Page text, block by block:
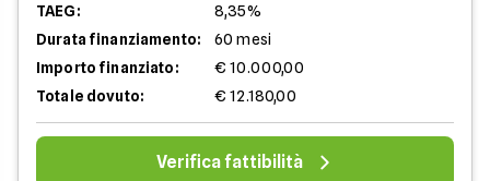
TAEG:
8,35%
Durata finanziamento:
60 mesi
Importo finanziato:
€ 10.000,00
Totale dovuto:
€ 12.180,00
Verifica fattibilità